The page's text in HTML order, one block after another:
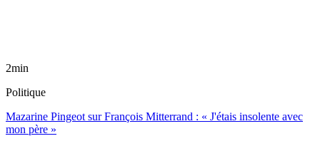
2min
Politique
Mazarine Pingeot sur François Mitterrand : « J'étais insolente avec
mon père »